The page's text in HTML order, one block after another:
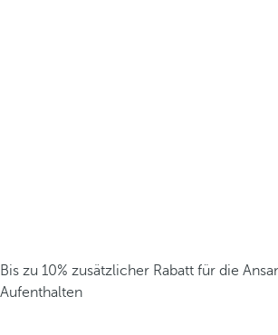
Bis zu 10% zusätzlicher Rabatt für die
Aufenthalten